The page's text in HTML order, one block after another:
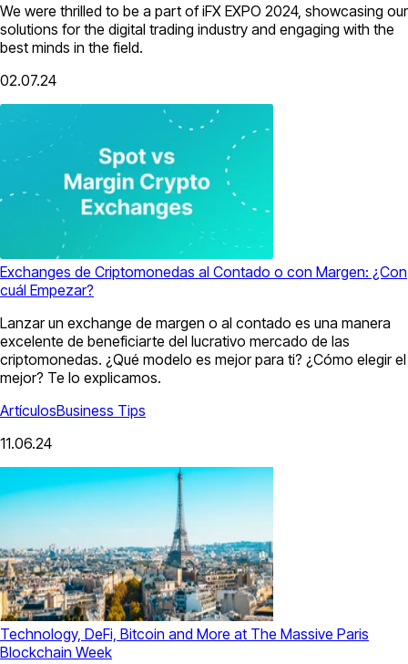
We were thrilled to be a part of iFX EXPO 2024, showcasing our
solutions for the digital trading industry and engaging with the
best minds in the field.
02.07.24
Exchanges de Criptomonedas al Contado o con Margen: ¿Con
cuál Empezar?
Lanzar un exchange de margen o al contado es una manera
excelente de beneficiarte del lucrativo mercado de las
criptomonedas. ¿Qué modelo es mejor para ti? ¿Cómo elegir el
mejor? Te lo explicamos.
ArtículosBusiness Tips
11.06.24
Technology, DeFi, Bitcoin and More at The Massive Paris
Blockchain Week